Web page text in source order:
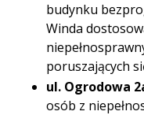
budynku
Winda
poruszających
ul. Ogrodowa
osób z